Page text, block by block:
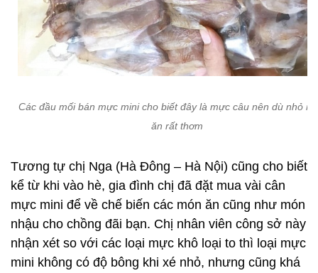
Các đầu mối bán mực mini cho biết đây là mực câu nên dù nhỏ
ăn rất thơm
Tương tự chị Nga (Hà Đông – Hà Nội) cũng cho biết
kể từ khi vào hè, gia đình chị đã đặt mua vài cân
mực mini để về chế biến các món ăn cũng như món
nhậu cho chồng đãi bạn. Chị nhân viên công sở này
nhận xét so với các loại mực khô loại to thì loại mực
mini không có độ bông khi xé nhỏ, nhưng cũng khá